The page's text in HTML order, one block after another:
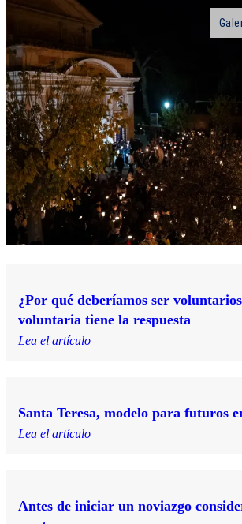
¿Por qué deberíamos ser
voluntaria tiene la respuesta
Lea el artículo
Santa Teresa, modelo para futuros
Lea el artículo
Antes de iniciar un noviazgo